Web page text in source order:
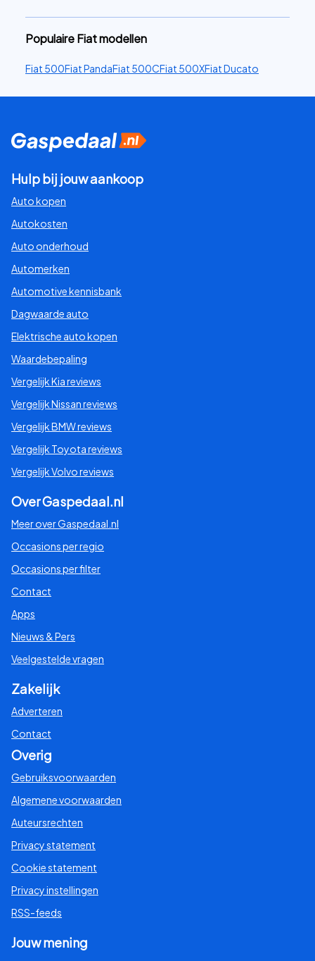
Populaire Fiat modellen
Fiat 500Fiat PandaFiat 500CFiat 500XFiat Ducato
Hulp bij jouw aankoop
Auto kopen
Autokosten
Auto onderhoud
Automerken
Automotive kennisbank
Dagwaarde auto
Elektrische auto kopen
Waardebepaling
Vergelijk Kia reviews
Vergelijk Nissan reviews
Vergelijk BMW reviews
Vergelijk Toyota reviews
Vergelijk Volvo reviews
Over Gaspedaal.nl
Meer over Gaspedaal.nl
Occasions per regio
Occasions per filter
Contact
Apps
Nieuws & Pers
Veelgestelde vragen
Zakelijk
Adverteren
Contact
Overig
Gebruiksvoorwaarden
Algemene voorwaarden
Auteursrechten
Privacy statement
Cookie statement
Privacy instellingen
RSS-feeds
Jouw mening